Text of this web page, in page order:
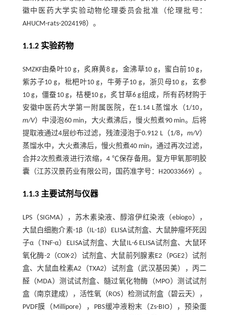
徽中医药大学实验动物伦理委员会批准（伦理批号：
AHUCM-rats-2024198）。
1.1.2 实验药物
SMZKF由桑叶10 g，炙麻黄8 g，金沸草10 g，蜜白前10 g，
紫苏子10 g，枇杷叶10 g，牛蒡子10 g，浙贝母10 g，玄参
10 g，僵蚕10 g，桔梗10 g，炙甘草6 g组成，所有药材购于
安徽中医药大学第一附属医院，在1.14 L蒸馏水（1/10，
m/V）中浸泡60 min，大火煮沸后，慢火煎煮90 min。后将
提取液通过4层纱布过滤，残渣浸泡于0.912 L（1/8，m/V）
蒸馏水中，大火煮沸后，慢火煎煮40 min，通过再次过滤，
合并2次煎煮液进行浓缩，4 ℃保存备用。复方甲氧那明胶
囊（江苏汉景药业有限公司，国药准字号：H20033669）。
1.1.3 主要试剂与仪器
LPS（SIGMA），苏木素染液、醇溶伊红染液（ebiogo），
大鼠白细胞介素-1β（IL-1β）ELISA试剂盒、大鼠肿瘤坏死因
子α（TNF-α）ELISA试剂盒、大鼠IL-6 ELISA试剂盒、大鼠环
氧化酶-2（COX-2）试剂盒、大鼠前列腺素E2（PGE2）试剂
盒、大鼠血栓素A2（TXA2）试剂盒（武汉基因美），丙二
醛（MDA）测试试剂盒、髓过氧化物酶（MPO）测试试剂
盒（南京建成），活性氧（ROS）检测试剂盒（碧云天），
PVDF膜（Millipore），PBS缓冲液粉末（Zs-BIO），预染蛋